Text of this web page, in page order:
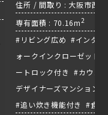
住所 / 間取り : 大阪市西
専有面積 : 70.16m2
#リビング広め #インタ
ォークインクローゼット
ートロック付き #カウン
デザイナーズマンション
#追い炊き機能付き #食